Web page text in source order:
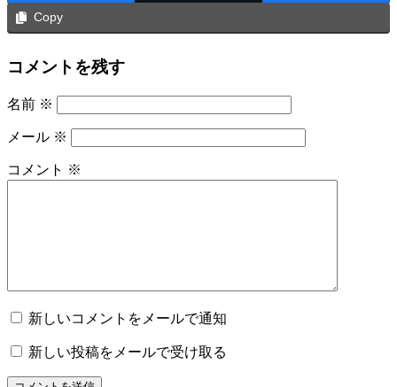
Copy
コメントを残す
名前 ※
メール ※
コメント ※
新しいコメントをメールで通知
新しい投稿をメールで受け取る